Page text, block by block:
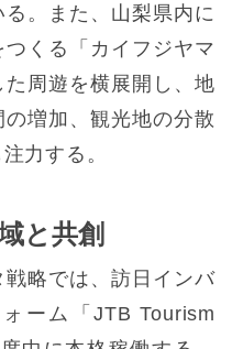
。また、山梨県内に
くる「カイフジヤマ
周遊を横展開し、地
増加、観光地の分散
力する。
と共創
略では、訪日インバ
ーム「JTB Tourism